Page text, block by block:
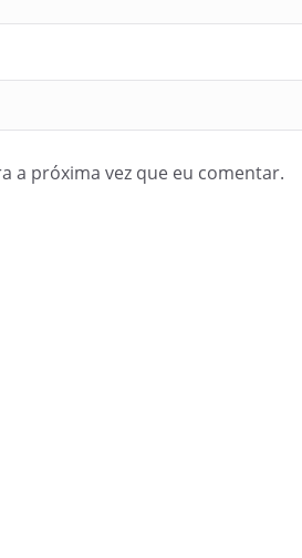
a próxima vez que eu comentar.